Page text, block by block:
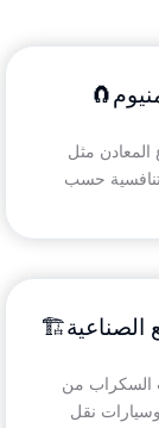
مثل
تنافسية حسب
الصناعية🏗️
السكراب من
نقل